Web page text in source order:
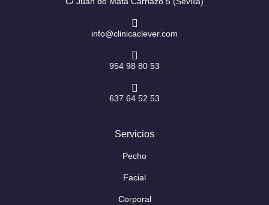
f
info@clinicaclever.com
954 98 80 53
637 64 52 53
Servicios
Pecho
Facial
Corporal